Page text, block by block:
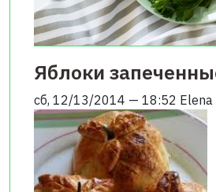
Яблоки
сб, 12/13/2014 — 18:52 Elena